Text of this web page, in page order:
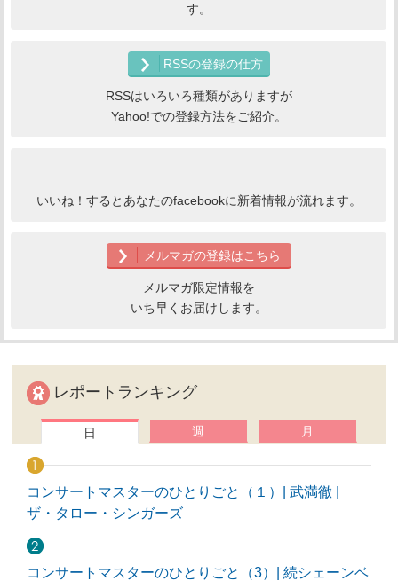
す。
RSSの登録の仕方
RSSはいろいろ種類がありますが
Yahoo!での登録方法をご紹介。
いいね！するとあなたのfacebookに新着情報が流れます。
メルマガの登録はこちら
メルマガ限定情報を
いち早くお届けします。
レポートランキング
日 週 月
コンサートマスターのひとりごと（１）| 武満徹 |
ザ・タロー・シンガーズ
コンサートマスターのひとりごと（3）| 続シェーンベ